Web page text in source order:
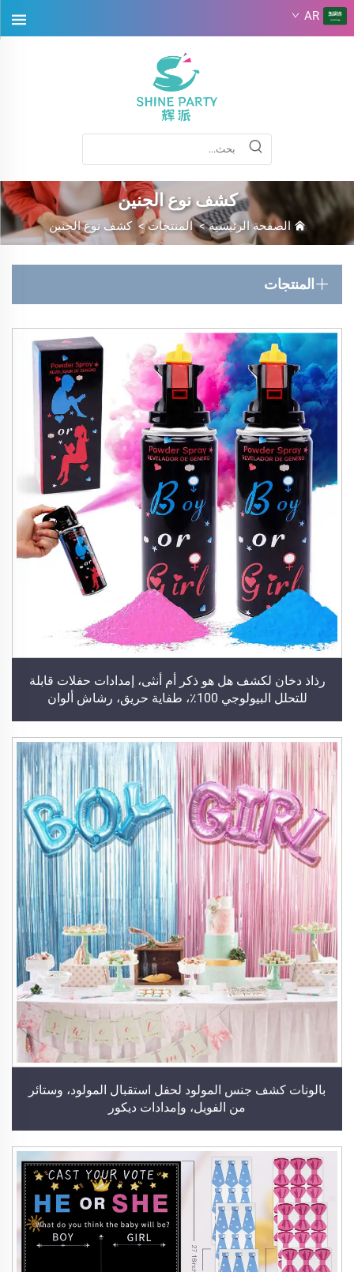
AR
كشف نوع الجنين
الصفحة الرئيسية>المنتجات>كشف نوع الجنين
المنتجات
رذاذ دخان لكشف هل هو ذكر أم أنثى، إمدادات حفلات قابلة
للتحلل البيولوجي 100٪، طفاية حريق، رشاش ألوان
بالونات كشف جنس المولود لحفل استقبال المولود، وستائر
من الفويل، وإمدادات ديكور